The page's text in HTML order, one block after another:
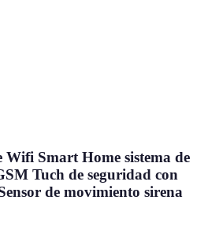
Smart Home sistema de
Tuch de seguridad con
de movimiento sirena